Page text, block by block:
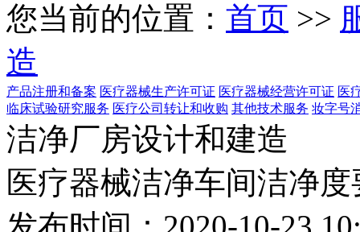
您当前的位置： 首页 >>
造
产品注册和备案 医疗器械生产许可证 医疗器械经营许可证 医
临床试验研究服务 医疗公司转让和收购 其他技术服务 妆字号
洁净厂房设计和建造
医疗器械洁净车间洁净度